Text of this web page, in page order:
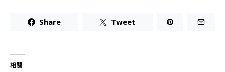
Share Tweet
相關